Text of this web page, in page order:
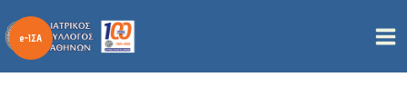
στο
περιεχόμενο